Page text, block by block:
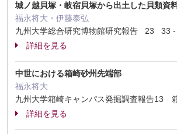
城ノ越貝塚・岐宿貝塚から出土した貝類
福永将大・伊藤泰弘
九州大学総合研究博物館研究報告 23 33
詳細を見る
中世における箱崎砂州先端部
福永将大
九州大学箱崎キャンパス発掘調査報告
詳細を見る